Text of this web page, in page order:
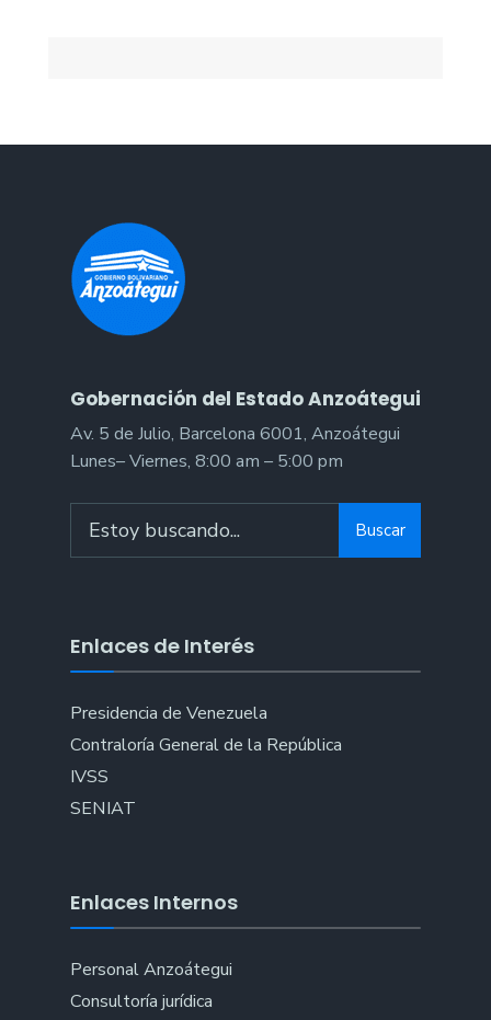
Gobernación del Estado Anzoátegui
Av. 5 de Julio, Barcelona 6001, Anzoátegui
Lunes– Viernes, 8:00 am – 5:00 pm
for:
Buscar
Enlaces de Interés
Presidencia de Venezuela
Contraloría General de la República
IVSS
SENIAT
Enlaces Internos
Personal Anzoátegui
Consultoría jurídica